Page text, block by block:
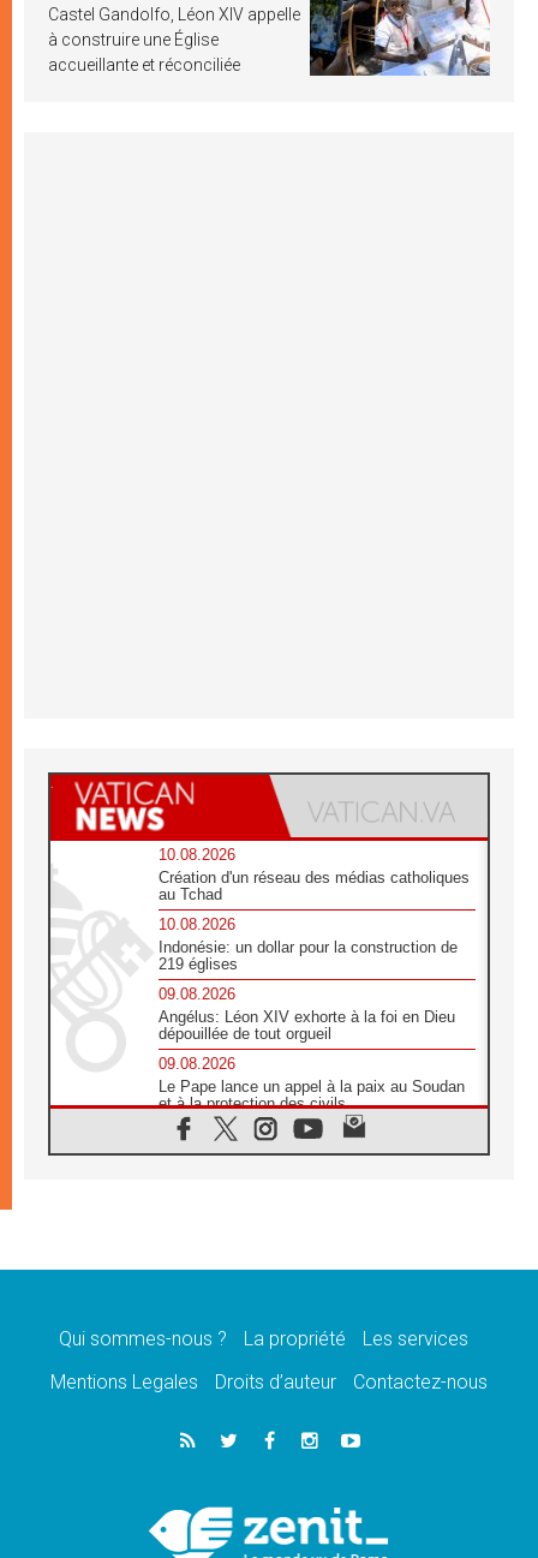
Castel Gandolfo, Léon XIV appelle
à construire une Église
accueillante et réconciliée
10.08.2026
Création d'un réseau des médias catholiques
au Tchad
10.08.2026
Indonésie: un dollar pour la construction de
219 églises
09.08.2026
Angélus: Léon XIV exhorte à la foi en Dieu
dépouillée de tout orgueil
09.08.2026
Le Pape lance un appel à la paix au Soudan
et à la protection des civils
09.08.2026
Déclaration d'Addis-Abeba du SCEAM sur
08.08.2026
08.08.2026
la victoire de l'amour sur la mort
«Relancer l'empathie», le projet Triennal d'art
des Universités catholiques
Signis 2026, donner la parole aux religieuses
catholiques
Qui sommes-nous ? La propriété
Les services
Mentions Legales
Droits d’auteur Contactez-nous